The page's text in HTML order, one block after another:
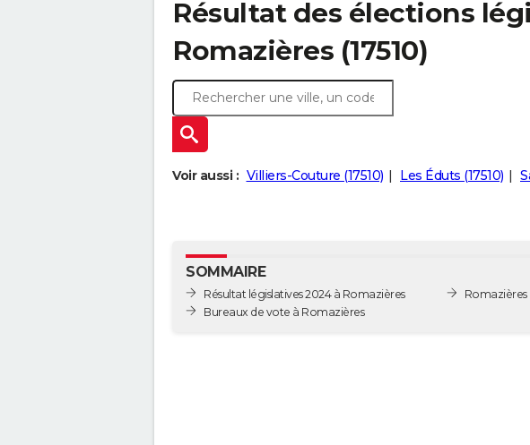
Résultat des élections
Romazières (17510)
Voir aussi : Villiers-Couture (17510) Les Éduts (17510)
SOMMAIRE
Résultat législatives 2024 à Romazières
Bureaux de vote à Romazières
Romazières